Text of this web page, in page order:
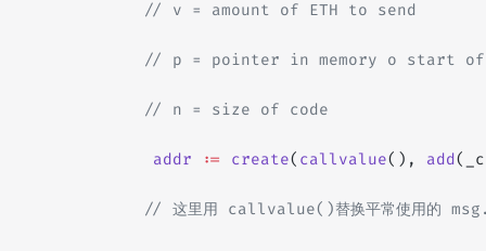
// v = amount of ETH to send
// p = pointer in memory o start of
// n = size of code
addr := create( callvalue(), add
// 这里用 callvalue()替换平常使用的